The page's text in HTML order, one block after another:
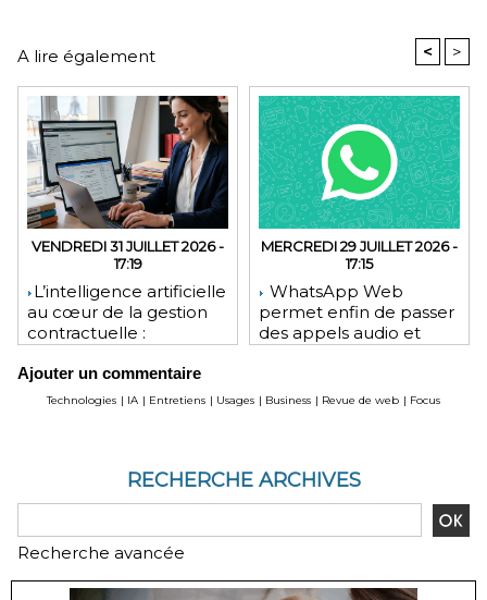
A lire également < >
VENDREDI 31 JUILLET 2026 -
17:19
​L’intelligence artificielle
au cœur de la gestion
contractuelle :
pour les juristes ?
MERCREDI 29 JUILLET 2026 -
17:15
WhatsApp Web
permet enfin de passer
des appels audio et
Ajouter un commentaire
Technologies | IA | Entretiens | Usages | Business | Revue de web | Focus
RECHERCHE ARCHIVES
Recherche avancée